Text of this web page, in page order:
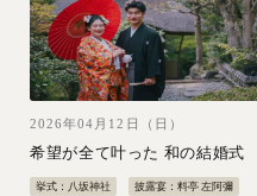
2026年04月12日（日）
希望が全て叶った 和の結婚式
挙式：八坂神社 披露宴：料亭 左阿彌